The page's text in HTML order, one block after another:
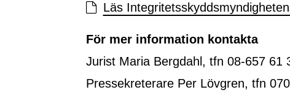
Läs
För mer information kontakta
Jurist Maria Bergdahl, tfn 08-657 61
Pressekreterare Per Lövgren, tfn